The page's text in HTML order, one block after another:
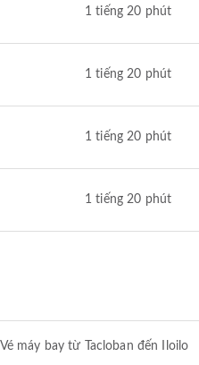
1 tiếng 20 phút
1 tiếng 20 phút
1 tiếng 20 phút
1 tiếng 20 phút
Vé máy bay từ Tacloban đến Iloilo